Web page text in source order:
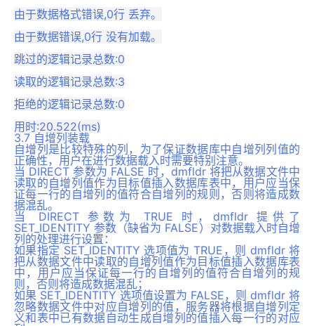
由于数据格式错误,0行 丢弃。
由于数据错误,0行 没有加载。
跳过的逻辑记录总数:0
读取的逻辑记录总数:3
拒绝的逻辑记录总数:0
3.7 自增列装载
自增列是比较特殊的列，为了保证数据库中自增列列值的
正确性，用户在进行数据载入时需要特别注意。
当 DIRECT 参数为 FALSE 时，dmfldr 将把从数据文件中
读取的自增列值作为目标值插入数据库表中，用户应当保
证每一行的自增列的值符合自增列的规则，否则将造成数
据混乱。
当 DIRECT 参数为 TRUE 时，dmfldr 提供了
SET_IDENTITY 参数（缺省为 FALSE）对数据载入时自增
列的处理进行设置：
如果指定 SET_IDENTITY 选项值为 TRUE，则 dmfldr 将
把从数据文件中读取的自增列值作为目标值插入数据库表
中，用户应当保证每一行的自增列的值符合自增列的规
则，否则将造成数据混乱；
如果 SET_IDENTITY 选项值设置为 FALSE，则 dmfldr 将
忽略数据文件中对应自增列的值，服务器将根据自增列定
义和表中已有数据自动生成自增列的值插入每一行的对应